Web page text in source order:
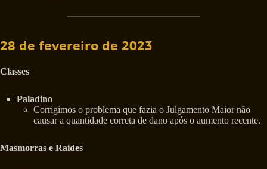
28 de fevereiro de 2023
Classes
Paladino
Corrigimos o problema que fazia o Julgamento Maior não
causar a quantidade correta de dano após o aumento recente.
Masmorras e Raides